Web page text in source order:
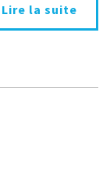
Lire la suite